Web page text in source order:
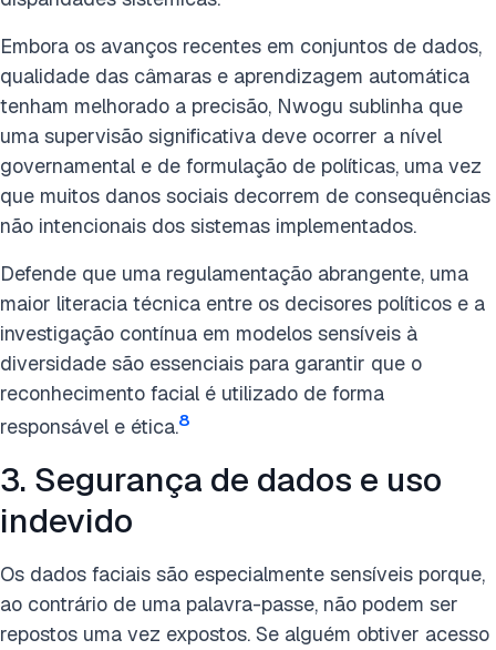
Embora os avanços recentes em conjuntos de dados,
qualidade das câmaras e aprendizagem automática
tenham melhorado a precisão, Nwogu sublinha que
uma supervisão significativa deve ocorrer a nível
governamental e de formulação de políticas, uma vez
que muitos danos sociais decorrem de consequências
não intencionais dos sistemas implementados.
Defende que uma regulamentação abrangente, uma
maior literacia técnica entre os decisores políticos e a
investigação contínua em modelos sensíveis à
diversidade são essenciais para garantir que o
reconhecimento facial é utilizado de forma
responsável e ética.8
3. Segurança de dados e uso
indevido
Os dados faciais são especialmente sensíveis porque,
ao contrário de uma palavra-passe, não podem ser
repostos uma vez expostos. Se alguém obtiver acesso